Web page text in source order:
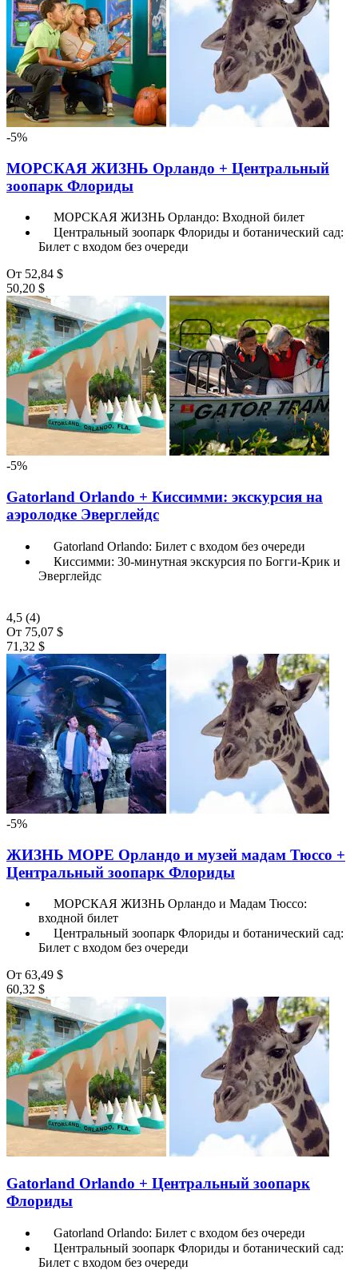
-5%
МОРСКАЯ ЖИЗНЬ Орландо + Центральный
зоопарк Флориды
МОРСКАЯ ЖИЗНЬ Орландо: Входной билет
Центральный зоопарк Флориды и ботанический сад:
Билет с входом без очереди
От 52,84 $
50,20 $
-5%
Gatorland Orlando + Киссимми: экскурсия на
аэролодке Эверглейдс
Gatorland Orlando: Билет с входом без очереди
Киссимми: 30-минутная экскурсия по Богги-Крик и
Эверглейдс
4,5 (4)
От 75,07 $
71,32 $
-5%
ЖИЗНЬ МОРЕ Орландо и музей мадам Тюссо +
Центральный зоопарк Флориды
МОРСКАЯ ЖИЗНЬ Орландо и Мадам Тюссо:
входной билет
Центральный зоопарк Флориды и ботанический сад:
Билет с входом без очереди
От 63,49 $
60,32 $
Gatorland Orlando + Центральный зоопарк
Флориды
Gatorland Orlando: Билет с входом без очереди
Центральный зоопарк Флориды и ботанический сад:
Билет с входом без очереди